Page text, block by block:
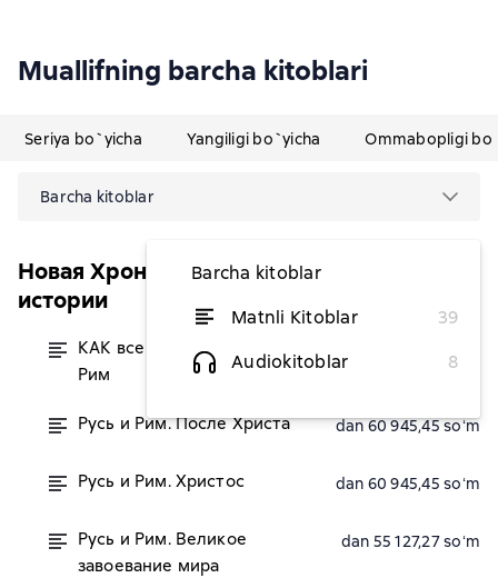
Muallifning barcha kitoblari
Seriya bo`yicha Yangiligi bo`yicha Ommabopligi
Barcha kitoblar
Barcha kitoblar
Matnli Kitoblar
39
Audiokitoblar
8
Новая Хронология. Реконструкция
истории
КАК все начиналось. Русь и
Рим
Русь и Рим. После Христа dan 60 945,45 soʻm
Русь и Рим. Христос dan 60 945,45 soʻm
Русь и Рим. Великое
завоевание мира
dan 55 127,27 soʻm